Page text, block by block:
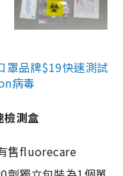
罩品牌$19快速測試
病毒
測盒
售fluorecare